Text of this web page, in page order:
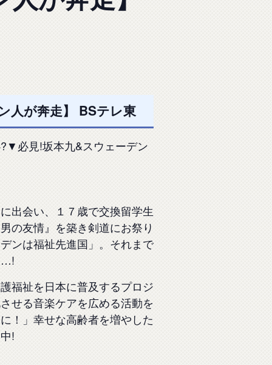
人が奔走】 BSテレ東
必見!坂本九&スウェーデン
出会い、１７歳で交換留学生
の友情』を築き剣道にお祭り
ンは福祉先進国」。それまで
…!
福祉を日本に普及するプロジ
せる音楽ケアを広める活動を
！」幸せな高齢者を増やした
!